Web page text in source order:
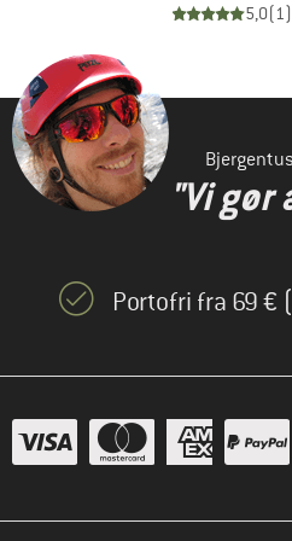
5,0(1)
"Vi
Portofri fra 69 €